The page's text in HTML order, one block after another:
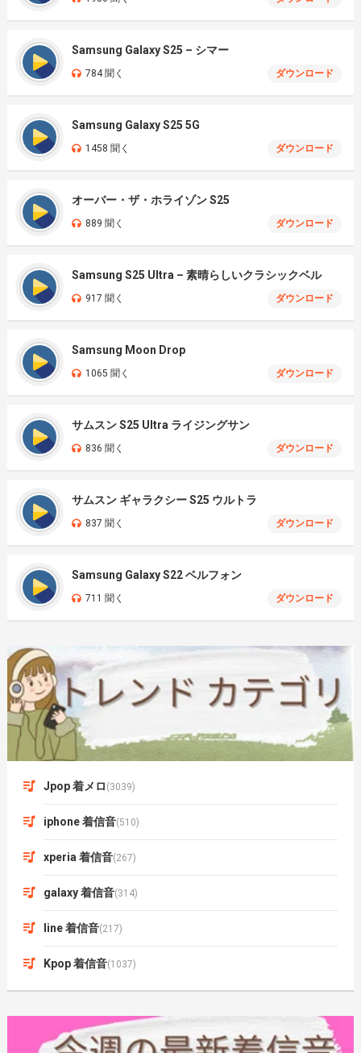
Samsung Galaxy S25 – シマー
784 聞く ダウンロード
Samsung Galaxy S25 5G
1458 聞く ダウンロード
オーバー・ザ・ホライゾン S25
889 聞く ダウンロード
Samsung S25 Ultra – 素晴らしいクラシックベル
917 聞く ダウンロード
Samsung Moon Drop
1065 聞く ダウンロード
サムスン S25 Ultra ライジングサン
836 聞く ダウンロード
サムスン ギャラクシー S25 ウルトラ
837 聞く ダウンロード
Samsung Galaxy S22 ベルフォン
711 聞く ダウンロード
Jpop 着メロ (3039)
iphone 着信音(510)
xperia 着信音(267)
galaxy 着信音(314)
line 着信音(217)
Kpop 着信音(1037)